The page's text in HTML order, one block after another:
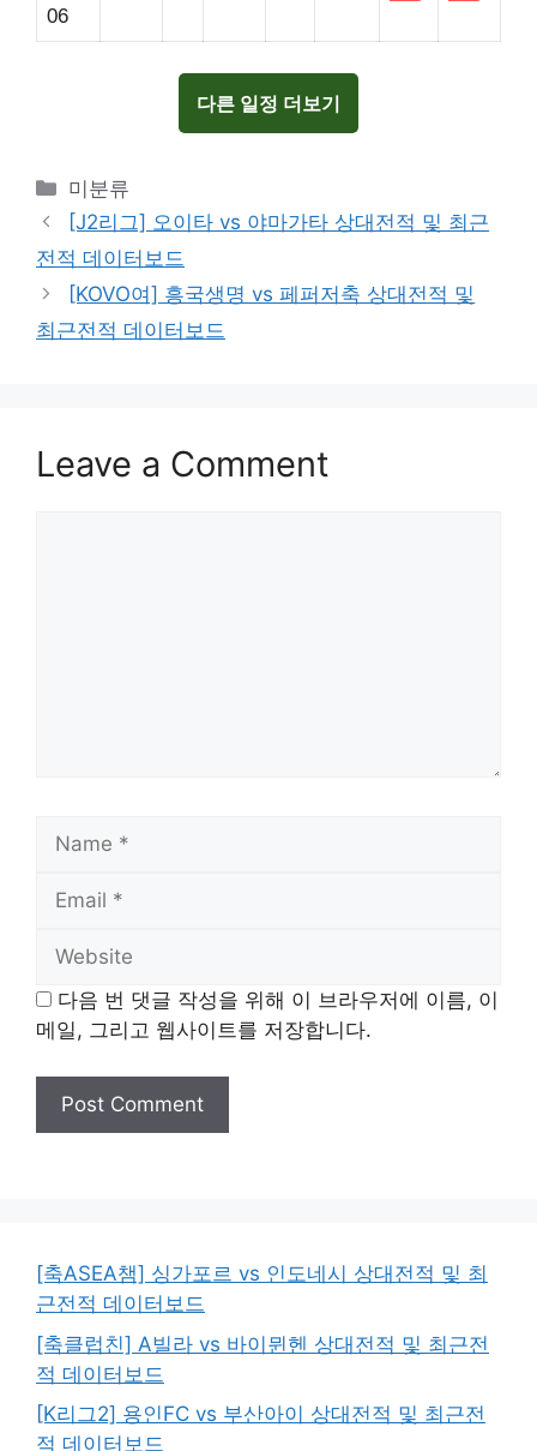
06
다른 일정 더보기
Categories
미분류
[J2리그] 오이타 vs 야마가타 상대전적 및 최근
전적 데이터보드
[KOVO여] 흥국생명 vs 페퍼저축 상대전적 및
최근전적 데이터보드
Leave a Comment
Name
Email
Website
다음 번 댓글 작성을 위해 이 브라우저에 이름, 이
메일, 그리고 웹사이트를 저장합니다.
[축ASEA챔] 싱가포르 vs 인도네시 상대전적 및 최
근전적 데이터보드
[축클럽친] A빌라 vs 바이뮌헨 상대전적 및 최근전
적 데이터보드
[K리그2] 용인FC vs 부산아이 상대전적 및 최근전
적 데이터보드